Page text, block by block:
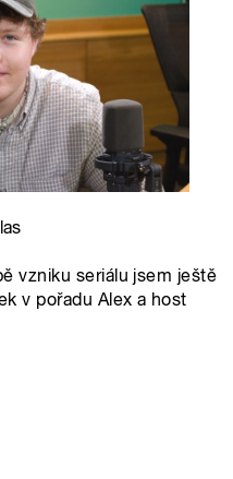
vzniku seriálu jsem ještě
v pořadu Alex a host